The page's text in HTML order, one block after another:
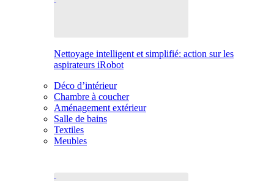
Nettoyage intelligent et simplifié: action sur les
aspirateurs iRobot
Déco d’intérieur
Chambre à coucher
Aménagement extérieur
Salle de bains
Textiles
Meubles